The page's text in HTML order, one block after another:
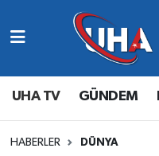
UHA TV GÜNDEM
HABERLER DÜNYA
Abone Ol
Gündem
Ekonomi
Nöbetçi Eczaneler
Hava Durumu
Namaz Vakitleri